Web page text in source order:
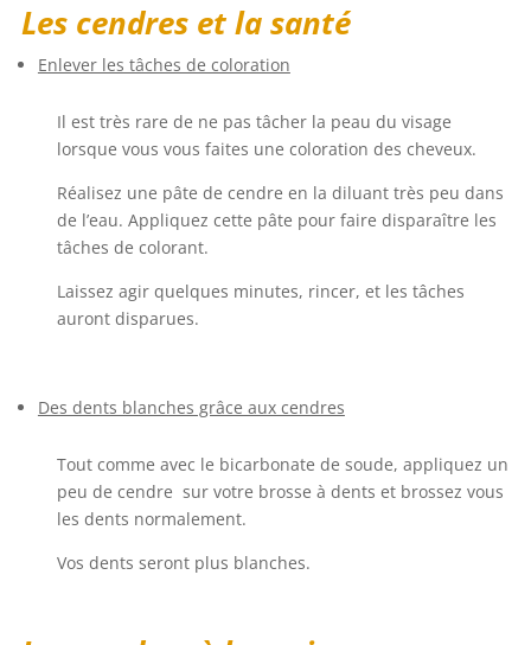
Les cendres et la santé
Enlever les tâches de coloration
Il est très rare de ne pas tâcher la peau du visage
lorsque vous vous faites une coloration des cheveux.
Réalisez une pâte de cendre en la diluant très peu dans
de l’eau. Appliquez cette pâte pour faire disparaître les
tâches de colorant.
Laissez agir quelques minutes, rincer, et les tâches
auront disparues.
Des dents blanches grâce aux cendres
Tout comme avec le bicarbonate de soude, appliquez un
peu de cendre sur votre brosse à dents et brossez vous
les dents normalement.
Vos dents seront plus blanches.